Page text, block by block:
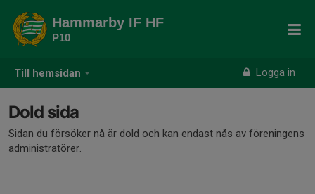
Till hemsidan Logga in
Hammarby IF HF
P10
Dold sida
Sidan du försöker nå är dold och kan endast nås av föreningens
administratörer.